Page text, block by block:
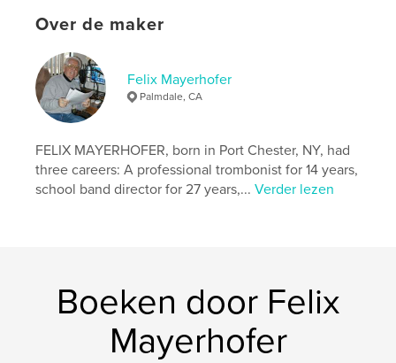
ISBN
Datum publiceren:
TaalEnglish
Trefwoorden
ballerina , dancing , barre
Over de maker
Felix Mayerhofer
Palmdale, CA
FELIX MAYERHOFER, born in Port Chester, NY, had
three careers: A professional trombonist for 14 years,
school band director for 27 years,...Verder lezen
Boeken door Felix
Mayerhofer